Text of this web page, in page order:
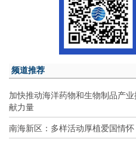
频道推荐
加快推动海洋药物和生物制品产
献力量
南海新区：多样活动厚植爱国情怀